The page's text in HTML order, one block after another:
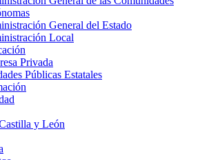
General del Estado
Local
Privada
Públicas Estatales
y León